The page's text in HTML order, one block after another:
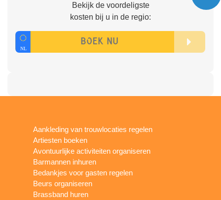
Bekijk de voordeligste
kosten bij u in de regio:
Aankleding van trouwlocaties regelen
Artiesten boeken
Avontuurlijke activiteiten organiseren
Barmannen inhuren
Bedankjes voor gasten regelen
Beurs organiseren
Brassband huren